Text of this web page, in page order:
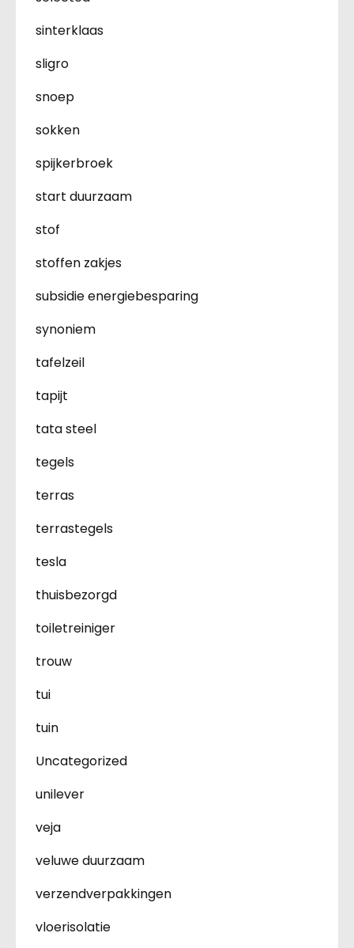
sinterklaas
sligro
snoep
sokken
spijkerbroek
start duurzaam
stof
stoffen zakjes
subsidie energiebesparing
synoniem
tafelzeil
tapijt
tata steel
tegels
terras
terrastegels
tesla
thuisbezorgd
toiletreiniger
trouw
tui
tuin
Uncategorized
unilever
veja
veluwe duurzaam
verzendverpakkingen
vloerisolatie